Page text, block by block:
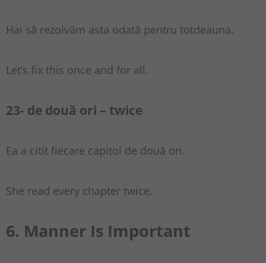
Hai să rezolvăm asta odată pentru totdeauna.
Let’s fix this once and for all.
23- de două ori – twice
Ea a citit fiecare capitol de două ori.
She read every chapter twice.
6. Manner Is Important